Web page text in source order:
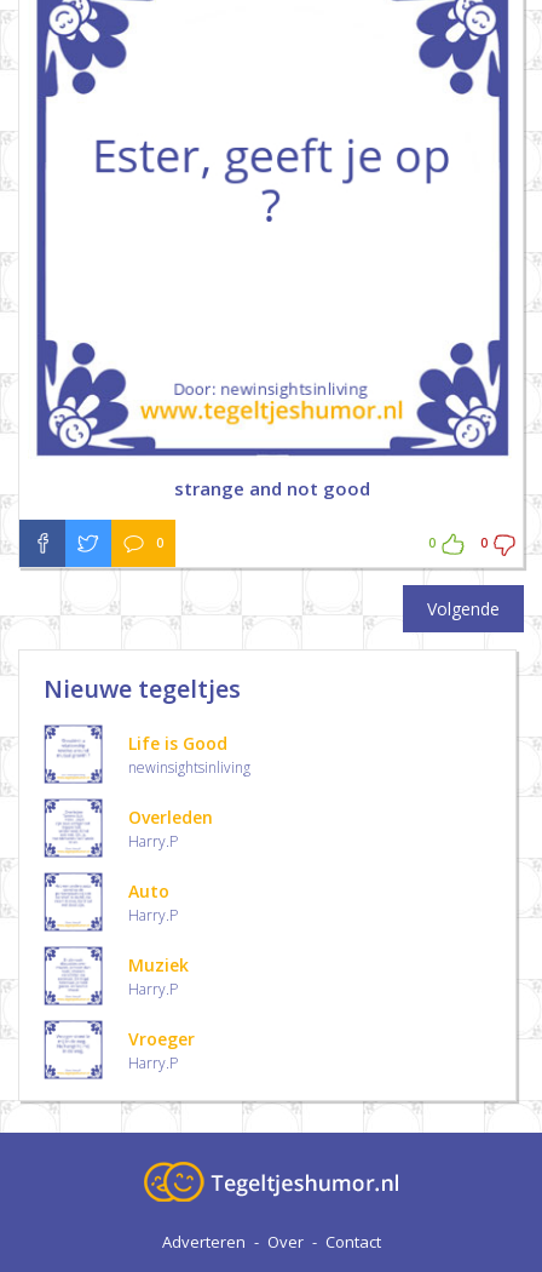
strange and not good
0 0 0
Volgende
Nieuwe tegeltjes
Life is Good
newinsightsinliving
Overleden
Harry.P
Auto
Harry.P
Muziek
Harry.P
Vroeger
Harry.P
Adverteren - Over - Contact